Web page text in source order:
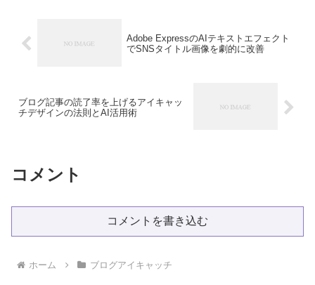
Adobe ExpressのAIテキストエフェクト
でSNSタイトル画像を劇的に改善
ブログ記事の読了率を上げるアイキャッ
チデザインの法則とAI活用術
コメント
コメントを書き込む
ホーム ブログアイキャッチ